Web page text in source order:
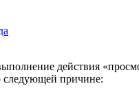
действия
следующей причине: